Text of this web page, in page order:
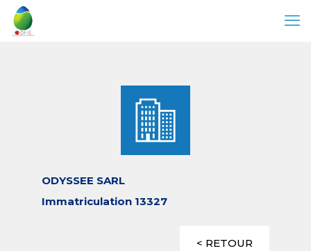
ODYSSEE SARL
Immatriculation 13327
< RETOUR